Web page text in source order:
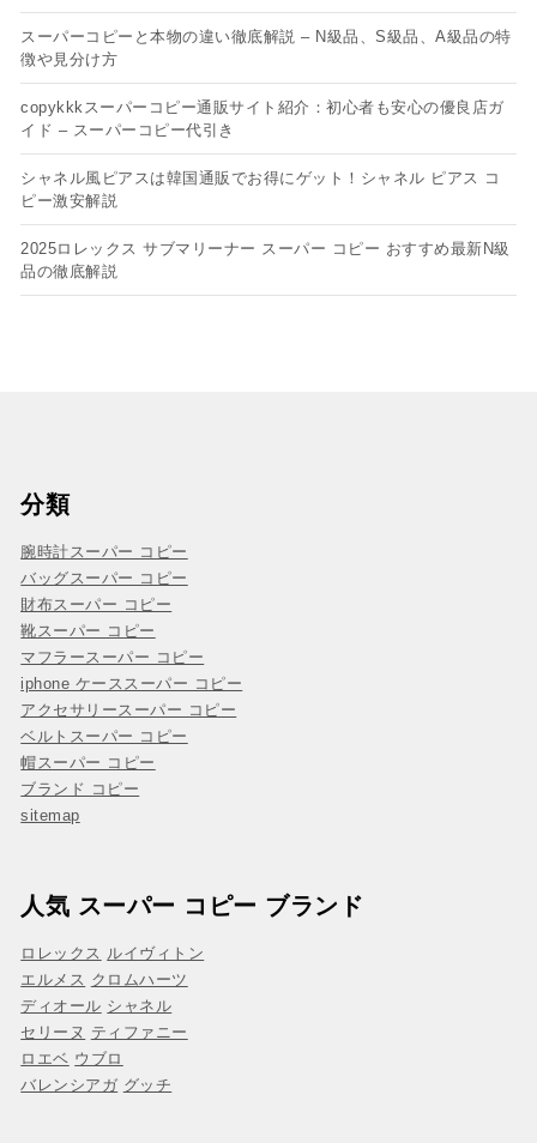
スーパーコピーと本物の違い徹底解説 – N級品、S級品、A級品の特
徴や見分け方
copykkkスーパーコピー通販サイト紹介：初心者も安心の優良店ガ
イド – スーパーコピー代引き
シャネル風ピアスは韓国通販でお得にゲット！シャネル ピアス コ
ピー​激安解説
2025ロレックス サブマリーナー スーパー コピー おすすめ最新N級
品の徹底解説
分類
腕時計スーパー コピー
バッグスーパー コピー
財布スーパー コピー
靴スーパー コピー
マフラースーパー コピー
iphone ケーススーパー コピー
アクセサリースーパー コピー
ベルトスーパー コピー
帽スーパー コピー
ブランド コピー
sitemap
人気 スーパー コピー ブランド
ロレックス ルイヴィトン
エルメス クロムハーツ
ディオール シャネル
セリーヌ ティファニー
ロエベ ウブロ
バレンシアガ グッチ